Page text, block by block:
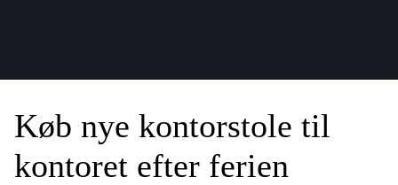
Køb nye kontorstole til
kontoret efter ferien